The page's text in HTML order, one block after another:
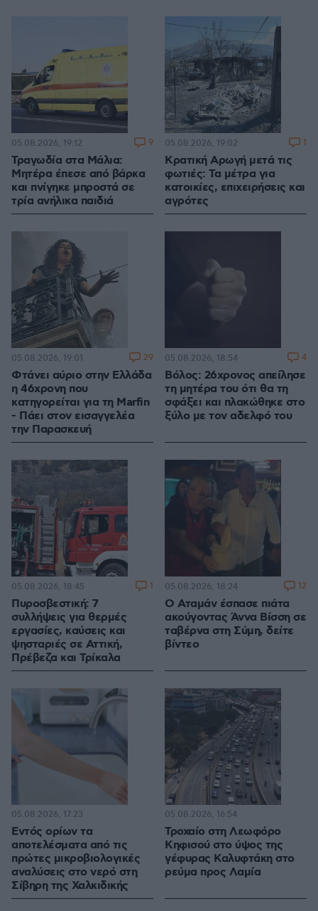
Τραγωδία στα Μάλια:
Μητέρα έπεσε από βάρκα
και πνίγηκε μπροστά σε
τρία ανήλικα παιδιά
05.08.2026, 19:12 9
Κρατική Αρωγή μετά τις
φωτιές: Τα μέτρα για
κατοικίες, επιχειρήσεις και
αγρότες
05.08.2026, 19:02 1
Φτάνει αύριο στην Ελλάδα
η 46χρονη που
κατηγορείται για τη Marfin
- Πάει στον εισαγγελέα
την Παρασκευή
05.08.2026, 19:01 29
Βόλος: 26χρονος απείλησε
τη μητέρα του ότι θα τη
σφάξει και πλακώθηκε στο
ξύλο με τον αδελφό του
05.08.2026, 18:54 4
Πυροσβεστική: 7
συλλήψεις για θερμές
εργασίες, καύσεις και
ψησταριές σε Αττική,
Πρέβεζα και Τρίκαλα
05.08.2026, 18:45 1
Ο Αταμάν έσπασε πιάτα
ακούγοντας Άννα Βίσση σε
ταβέρνα στη Σύμη, δείτε
βίντεο
05.08.2026, 18:24 12
Εντός ορίων τα
αποτελέσματα από τις
πρώτες μικροβιολογικές
αναλύσεις στο νερό στη
Σίβηρη της Χαλκιδικής
05.08.2026, 17:23
Τροχαίο στη Λεωφόρο
Κηφισού στο ύψος της
γέφυρας Καλυφτάκη στο
ρεύμα προς Λαμία
05.08.2026, 16:54